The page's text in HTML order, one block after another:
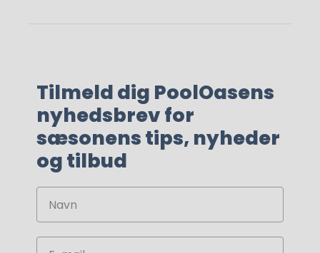
329,00kr.220,00kr.
Tilmeld dig PoolOasens
nyhedsbrev for
sæsonens tips, nyheder
og tilbud